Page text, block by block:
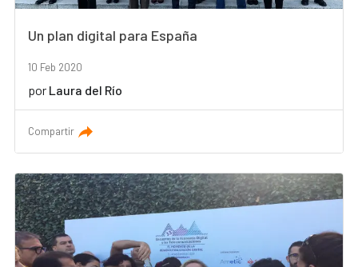
Un plan digital para España
10 Feb 2020
por Laura del Río
Compartir